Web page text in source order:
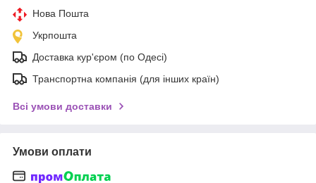
Нова Пошта
Укрпошта
Доставка кур'єром (по Одесі)
Транспортна компанія (для інших країн)
Всі умови доставки
Умови оплати